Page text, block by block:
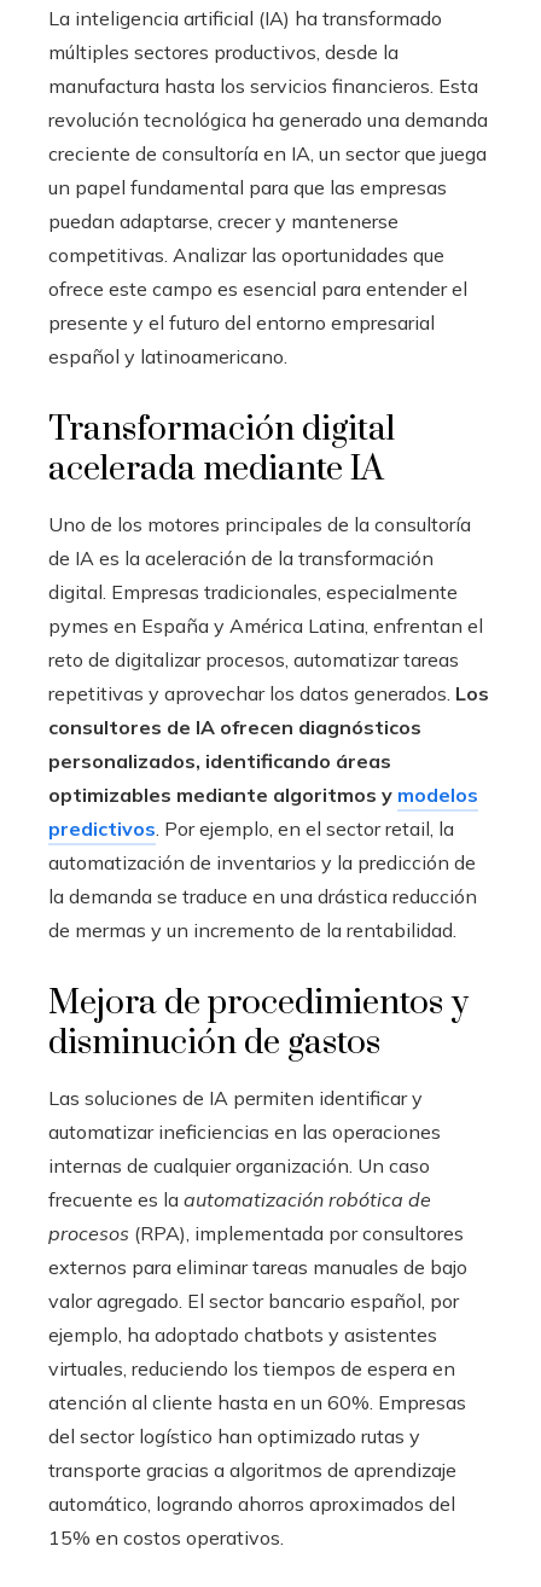
La inteligencia artificial (IA) ha transformado
múltiples sectores productivos, desde la
manufactura hasta los servicios financieros. Esta
revolución tecnológica ha generado una demanda
creciente de consultoría en IA, un sector que juega
un papel fundamental para que las empresas
puedan adaptarse, crecer y mantenerse
competitivas. Analizar las oportunidades que
ofrece este campo es esencial para entender el
presente y el futuro del entorno empresarial
español y latinoamericano.
Transformación digital
acelerada mediante IA
Uno de los motores principales de la consultoría
de IA es la aceleración de la transformación
digital. Empresas tradicionales, especialmente
pymes en España y América Latina, enfrentan el
reto de digitalizar procesos, automatizar tareas
repetitivas y aprovechar los datos generados. Los
consultores de IA ofrecen diagnósticos
personalizados, identificando áreas
optimizables mediante algoritmos y modelos
predictivos . Por ejemplo, en el sector retail, la
automatización de inventarios y la predicción de
la demanda se traduce en una drástica reducción
de mermas y un incremento de la rentabilidad.
Mejora de procedimientos y
disminución de gastos
Las soluciones de IA permiten identificar y
automatizar ineficiencias en las operaciones
internas de cualquier organización. Un caso
frecuente es la automatización robótica de
procesos (RPA), implementada por consultores
externos para eliminar tareas manuales de bajo
valor agregado. El sector bancario español, por
ejemplo, ha adoptado chatbots y asistentes
virtuales, reduciendo los tiempos de espera en
atención al cliente hasta en un 60%. Empresas
del sector logístico han optimizado rutas y
transporte gracias a algoritmos de aprendizaje
automático, logrando ahorros aproximados del
15% en costos operativos.